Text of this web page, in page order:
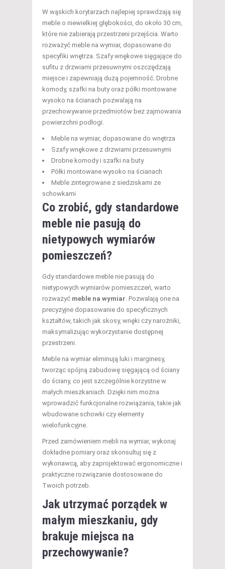
W wąskich korytarzach najlepiej sprawdzają się
meble o niewielkiej głębokości, do około 30 cm,
które nie zabierają przestrzeni przejścia. Warto
rozważyć meble na wymiar, dopasowane do
specyfiki wnętrza. Szafy wnękowe sięgające do
sufitu z drzwiami przesuwnymi oszczędzają
miejsce i zapewniają dużą pojemność. Drobne
komody, szafki na buty oraz półki montowane
wysoko na ścianach pozwalają na
przechowywanie przedmiotów bez zajmowania
powierzchni podłogi.
Meble na wymiar, dopasowane do wnętrza
Szafy wnękowe z drzwiami przesuwnymi
Drobne komody i szafki na buty
Półki montowane wysoko na ścianach
Meble zintegrowane z siedziskami ze
schowkami
Co zrobić, gdy standardowe
meble nie pasują do
nietypowych wymiarów
pomieszczeń?
Gdy standardowe meble nie pasują do
nietypowych wymiarów pomieszczeń, warto
rozważyć meble na wymiar. Pozwalają one na
precyzyjne dopasowanie do specyficznych
kształtów, takich jak skosy, wnęki czy narożniki,
maksymalizując wykorzystanie dostępnej
przestrzeni.
Meble na wymiar eliminują luki i marginesy,
tworząc spójną zabudowę sięgającą od ściany
do ściany, co jest szczególnie korzystne w
małych mieszkaniach. Dzięki nim można
wprowadzić funkcjonalne rozwiązania, takie jak
wbudowane schowki czy elementy
wielofunkcyjne.
Przed zamówieniem mebli na wymiar, wykonaj
dokładne pomiary oraz skonsultuj się z
wykonawcą, aby zaprojektować ergonomiczne i
praktyczne rozwiązanie dostosowane do
Twoich potrzeb.
Jak utrzymać porządek w
małym mieszkaniu, gdy
brakuje miejsca na
przechowywanie?